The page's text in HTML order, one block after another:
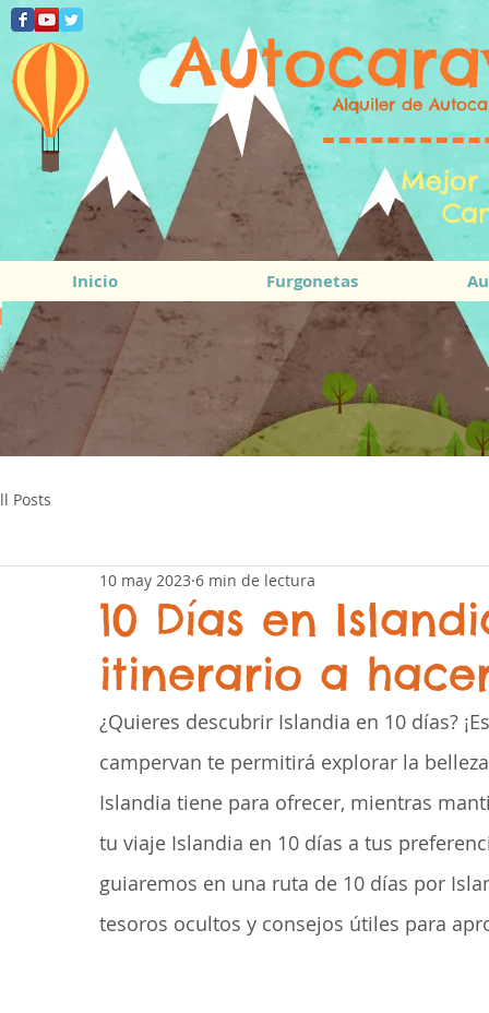
Alquiler de
Mejor
Inicio Furgonetas
Posts
10 Días en
itinerario a
10 may 2023 6 min de lectura
¿Quieres descubrir Islandia en 10 días?
campervan te permitirá explorar la
Islandia tiene para ofrecer, mientras
tu viaje Islandia en 10 días a tus
guiaremos en una ruta de 10 días por
tesoros ocultos y consejos útiles para